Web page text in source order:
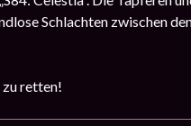
Schlachten zwischen
zu retten!